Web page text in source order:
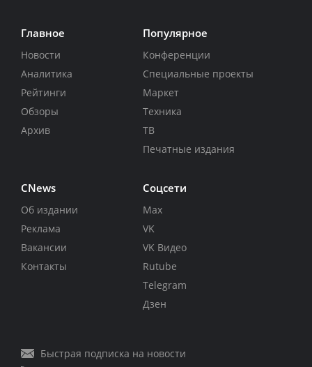
Главное
Новости
Аналитика
Рейтинги
Обзоры
Архив
Популярное
Конференции
Специальные проекты
Маркет
Техника
ТВ
Печатные издания
CNews
Об издании
Реклама
Вакансии
Контакты
Соцсети
Max
VK
VK Видео
Rutube
Telegram
Дзен
Быстрая подписка на новости